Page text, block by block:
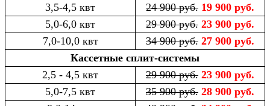
3,5-4,5 квт
24 900 руб. 19 900 руб.
5,0-6,0 квт
29 900 руб. 23 900 руб.
7,0-10,0 квт
34 900 руб. 27 900 руб.
Кассетные сплит-системы
2,5 - 4,5 квт
29 900 руб. 23 900 руб.
5,0-7,5 квт
35 900 руб. 28 900 руб.